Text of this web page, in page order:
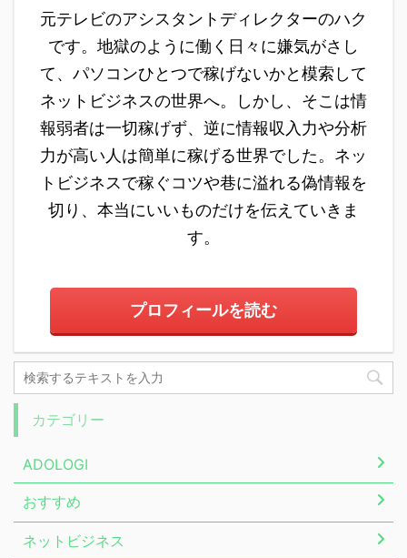
参考にしてみてくださ
い。 セブンプロジェクト
(7プロジェクト)副業は詐
欺ではなくスマホビジネ
ス 今回紹介する ...
報告していきます！ ネ
ットビジネスに興味があ
る人はぜひ最後まで読ん
でチャレンジしてみ ...
元テレビのアシスタントディレクターのハク
です。地獄のように働く日々に嫌気がさし
て、パソコンひとつで稼げないかと模索して
ネットビジネスの世界へ。しかし、そこは情
報弱者は一切稼げず、逆に情報収入力や分析
力が高い人は簡単に稼げる世界でした。ネッ
トビジネスで稼ぐコツや巷に溢れる偽情報を
切り、本当にいいものだけを伝えていきま
す。
プロフィールを読む
カテゴリー
ADOLOGI
おすすめ
ネットビジネス